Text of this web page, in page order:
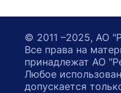
© 2011 –2025, АО
Все права на
принадлежат АО
Любое
допускается